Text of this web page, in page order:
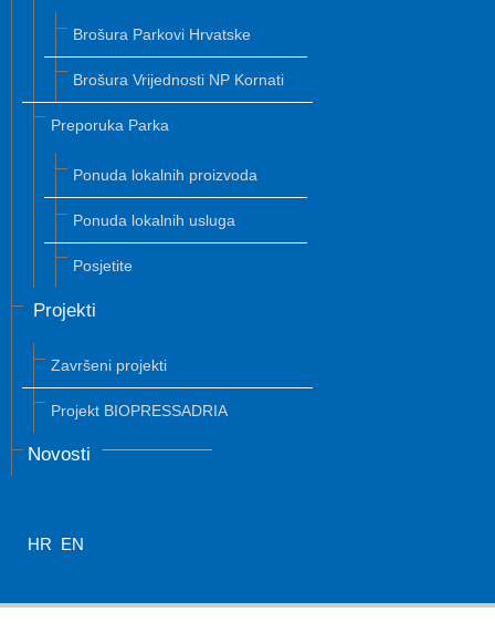
Brošura Parkovi Hrvatske
Brošura Vrijednosti NP Kornati
Preporuka Parka
Ponuda lokalnih proizvoda
Ponuda lokalnih usluga
Posjetite
Projekti
Završeni projekti
Projekt BIOPRESSADRIA
Novosti
HR EN